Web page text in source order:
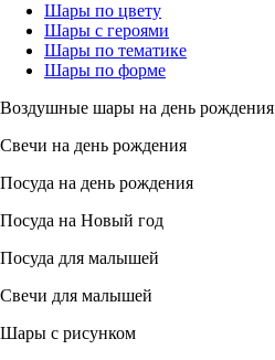
Шары по цвету
Шары с героями
Шары по тематике
Шары по форме
Воздушные шары на день рождения
Свечи на день рождения
Посуда на день рождения
Посуда на Новый год
Посуда для малышей
Свечи для малышей
Шары с рисунком